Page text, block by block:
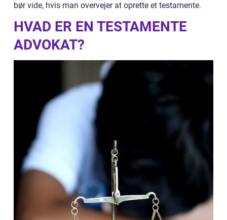
bør vide, hvis man overvejer at oprette et testamente.
HVAD ER EN TESTAMENTE
ADVOKAT?